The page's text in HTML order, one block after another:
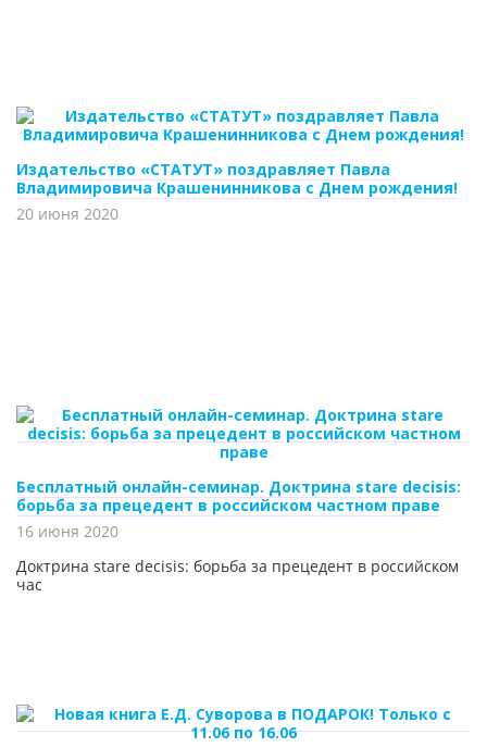
Издательство «СТАТУТ» поздравляет Павла
Владимировича Крашенинникова с Днем рождения!
20 июня 2020
Бесплатный онлайн-семинар. Доктрина stare decisis:
борьба за прецедент в российском частном праве
16 июня 2020
Доктрина stare decisis: борьба за прецедент в российском
час